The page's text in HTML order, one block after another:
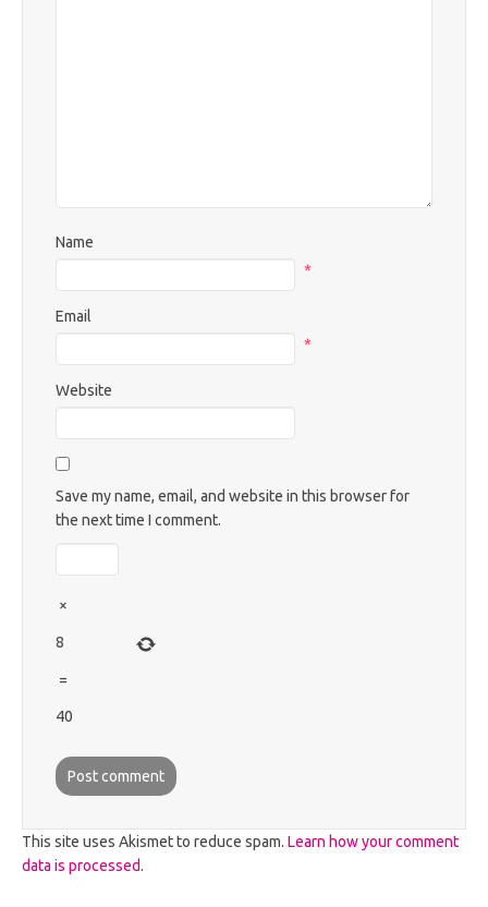
Name
*
Email
*
Website
Save my name, email, and website in this browser for
the next time I comment.
×
8
=
40
This site uses Akismet to reduce spam. Learn how your comment
data is processed.